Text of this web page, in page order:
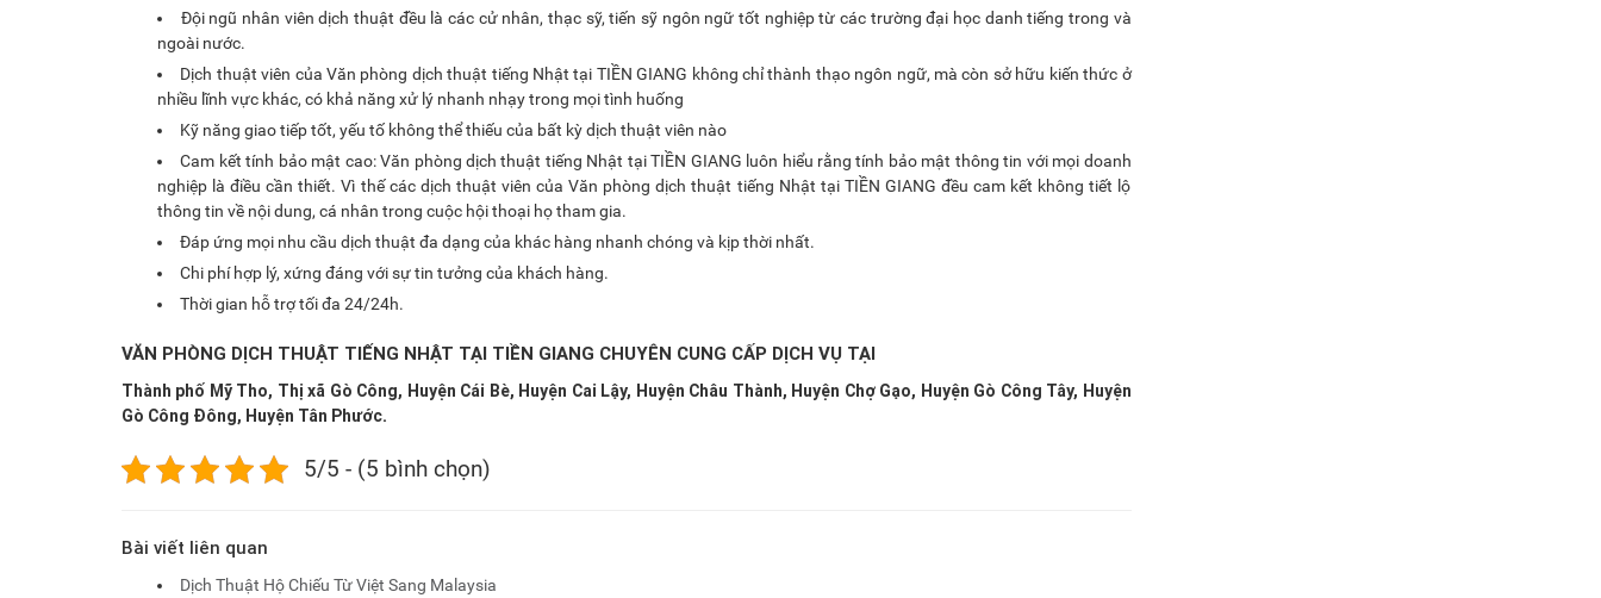
Đội ngũ nhân viên dịch thuật đều là các cử nhân, thạc sỹ, tiến sỹ ngôn ngữ tốt nghiệp từ các trường đại học danh tiếng trong và
ngoài nước.
Dịch thuật viên của Văn phòng dịch thuật tiếng Nhật tại TIỀN GIANG không chỉ thành thạo ngôn ngữ, mà còn sở hữu kiến thức ở
nhiều lĩnh vực khác, có khả năng xử lý nhanh nhạy trong mọi tình huống
Kỹ năng giao tiếp tốt, yếu tố không thể thiếu của bất kỳ dịch thuật viên nào
Cam kết tính bảo mật cao: Văn phòng dịch thuật tiếng Nhật tại TIỀN GIANG luôn hiểu rằng tính bảo mật thông tin với mọi doanh
nghiệp là điều cần thiết. Vì thế các dịch thuật viên của Văn phòng dịch thuật tiếng Nhật tại TIỀN GIANG đều cam kết không tiết lộ
thông tin về nội dung, cá nhân trong cuộc hội thoại họ tham gia.
Đáp ứng mọi nhu cầu dịch thuật đa dạng của khác hàng nhanh chóng và kịp thời nhất.
Chi phí hợp lý, xứng đáng với sự tin tưởng của khách hàng.
Thời gian hỗ trợ tối đa 24/24h.
VĂN PHÒNG DỊCH THUẬT TIẾNG NHẬT TẠI TIỀN GIANG CHUYÊN CUNG CẤP DỊCH VỤ TẠI
Thành phố Mỹ Tho, Thị xã Gò Công, Huyện Cái Bè, Huyện Cai Lậy, Huyện Châu Thành, Huyện Chợ Gạo, Huyện Gò Công Tây, Huyện
Gò Công Đông, Huyện Tân Phước.
5/5 - (5 bình chọn)
Bài viết liên quan
Dịch Thuật Hộ Chiếu Từ Việt Sang Malaysia